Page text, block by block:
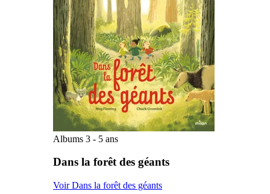
Albums 3 - 5 ans
Dans la forêt des géants
Voir Dans la forêt des géants